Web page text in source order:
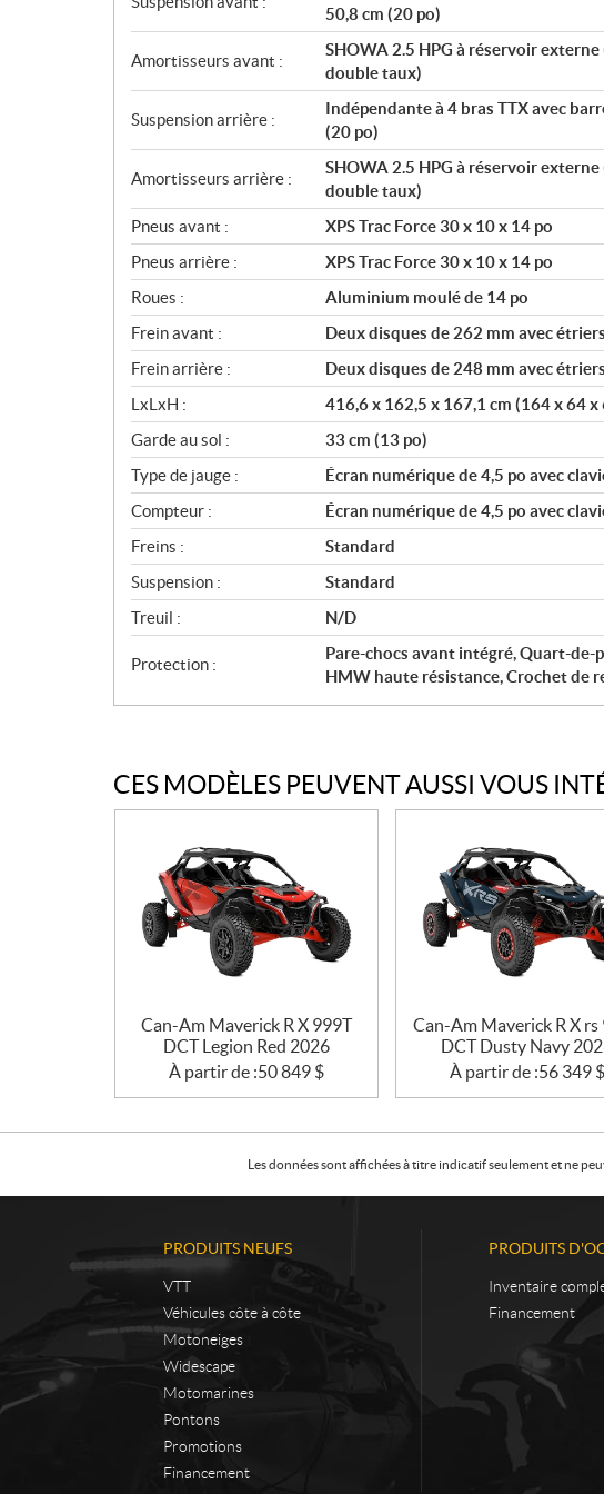
50,8 cm (20 po)
Amortisseurs avant :
SHOWA 2.5 HPG à réservoir
double taux)
Suspension arrière :
Indépendante à 4 bras TTX avec
(20 po)
Amortisseurs arrière :
SHOWA 2.5 HPG à réservoir
double taux)
Pneus avant :
XPS Trac Force 30 x 10 x 14 po
Pneus arrière :
XPS Trac Force 30 x 10 x 14 po
Roues :
Aluminium moulé de 14 po
Frein avant :
Deux disques de 262 mm avec
Frein arrière :
Deux disques de 248 mm avec
LxLxH :
416,6 x 162,5 x 167,1 cm (164 x 64 x
Garde au sol :
33 cm (13 po)
Type de jauge :
Écran numérique de 4,5 po avec
Compteur :
Écran numérique de 4,5 po avec
Freins :
Standard
Suspension :
Standard
Treuil :
N/D
Protection :
Pare-chocs avant intégré, Quart-
HMW haute résistance, Crochet de
CES MODÈLES PEUVENT AUSSI VOUS
Can-Am Maverick R X 999T
DCT Legion Red 2026
À partir de :50 849 $
Can-Am Maverick R X rs
DCT Dusty Navy
À partir de :56 349 $
Les données sont affichées à titre indicatif seulement et ne
PRODUITS NEUFS
VTT
Véhicules côte à côte
Motoneiges
Widescape
Motomarines
Pontons
Promotions
Financement
PRODUITS
Inventaire
Financement